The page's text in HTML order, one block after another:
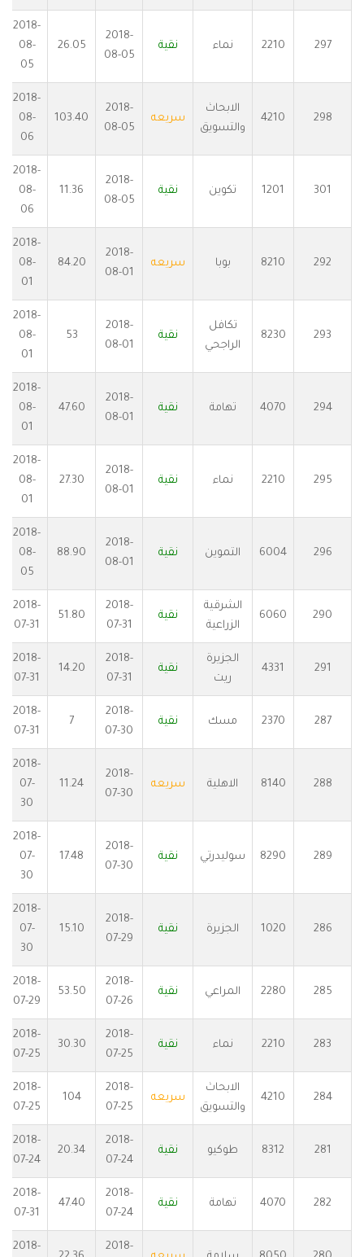
297
2210 نماء نقية
2018-
08-05
26.05
2018-
08-
05
298
4210
الابحاث
والتسويق
سريعه
2018-
08-05
103.40
2018-
08-
06
301
1201 تكوين نقية
2018-
08-05
11.36
2018-
08-
06
292
8210 بوبا سريعه
2018-
08-01
84.20
2018-
08-
01
293
8230
تكافل
الراجحي
نقية
2018-
08-01
53
2018-
08-
01
294
4070 تهامة نقية
2018-
08-01
47.60
2018-
08-
01
295
2210 نماء نقية
2018-
08-01
27.30
2018-
08-
01
296
6004 التموين نقية
2018-
08-01
88.90
2018-
08-
05
290
6060
الشرقية
الزراعية
نقية
2018-
07-31
51.80
2018-
07-31
291
4331
الجزيرة
ريت
نقية
2018-
07-31
14.20
2018-
07-31
287
2370 مسك نقية
2018-
07-30
7
2018-
07-31
288
8140 الاهلية سريعه
2018-
07-30
11.24
2018-
07-
30
289
8290 سوليدرتي نقية
2018-
07-30
17.48
2018-
07-
30
286
1020 الجزيرة نقية
2018-
07-29
15.10
2018-
07-
30
285
2280 المراعي نقية
2018-
07-26
53.50
2018-
07-29
283
2210 نماء نقية
2018-
07-25
30.30
2018-
07-25
284
4210
الابحاث
والتسويق
سريعه
2018-
07-25
104
2018-
07-25
281
8312 طوكيو نقية
2018-
07-24
20.34
2018-
07-24
282
4070 تهامة نقية
2018-
07-24
47.40
2018-
07-31
2018-
2018-